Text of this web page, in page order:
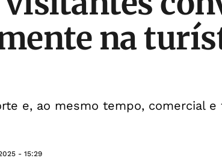
na
e, ao mesmo tempo, comercial e
- 15:29